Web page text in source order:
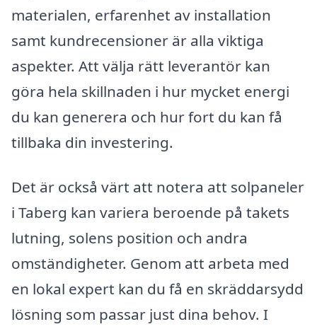
materialen, erfarenhet av installation
samt kundrecensioner är alla viktiga
aspekter. Att välja rätt leverantör kan
göra hela skillnaden i hur mycket energi
du kan generera och hur fort du kan få
tillbaka din investering.
Det är också värt att notera att solpaneler
i Taberg kan variera beroende på takets
lutning, solens position och andra
omständigheter. Genom att arbeta med
en lokal expert kan du få en skräddarsydd
lösning som passar just dina behov. I